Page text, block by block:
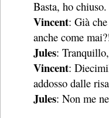
Basta, ho chiuso.
Vincent: Già
anche come
Jules:
Vincent:
addosso dalle
Jules: Non me